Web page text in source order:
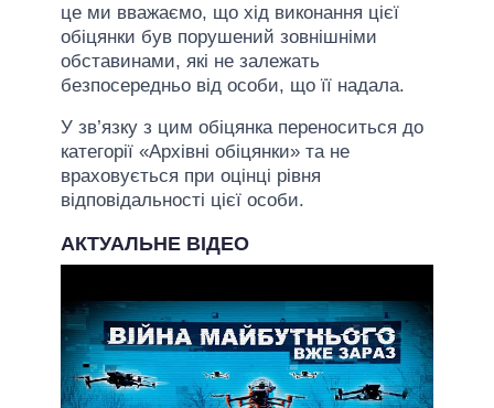
це ми вважаємо, що хід виконання цієї
обіцянки був порушений зовнішніми
обставинами, які не залежать
безпосередньо від особи, що її надала.
У зв’язку з цим обіцянка переноситься до
категорії «Архівні обіцянки» та не
враховується при оцінці рівня
відповідальності цієї особи.
АКТУАЛЬНЕ ВІДЕО